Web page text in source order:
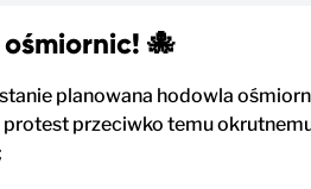
🐙
planowana hodowla
przeciwko temu